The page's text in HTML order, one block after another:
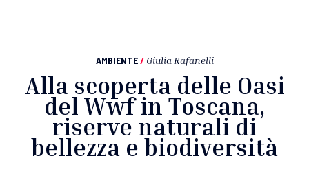
AMBIENTE / Giulia Rafanelli
Alla scoperta delle Oasi
del Wwf in Toscana,
riserve naturali di
bellezza e biodiversità